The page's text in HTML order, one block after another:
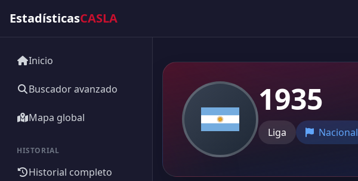
EstadísticasCASLA
Inicio
Buscador avanzado
Mapa global
HISTORIAL
Historial completo
1935
Liga Nacional